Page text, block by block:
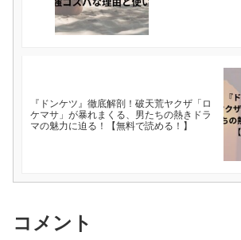
『ドンケツ』徹底解剖！破天荒ヤクザ「ロ
ケマサ」が暴れまくる、男たちの熱きドラ
マの魅力に迫る！【無料で読める！】
コメント